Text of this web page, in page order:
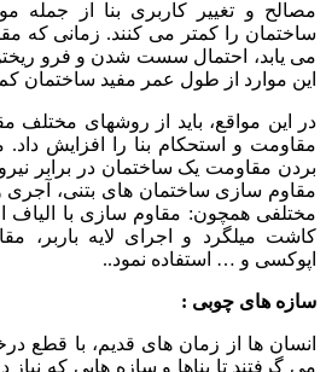
مصالح و تغییر کاربری بنا از جمله
ساختمان را کمتر می کنند. زمانی که
می یابد، احتمال سست شدن و فرو
این موارد از طول عمر مفید ساختمان
در این مواقع، باید از روشهای مختلف
مقاومت و استحکام بنا را افزایش داد.
بردن مقاومت یک ساختمان در برابر
مقاوم سازی ساختمان های بتنی،
مختلفی همچون: مقاوم سازی با الیاف
کاشت میلگرد و اجرای لایه باربر،
اپوکسی و … استفاده نمود..
سازه های چوبی :
انسان ها از زمان های قدیم، با قطع
می گرفتند تا بناها و سازه هایی که نیاز